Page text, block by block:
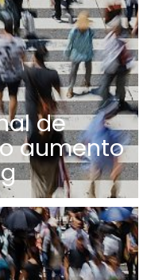
de
aumento